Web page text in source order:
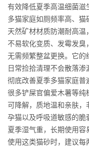
有效降低夏季高温细菌滋
多猫家庭如厕频率高、猫
天然矿材材质防潮耐高温
不易软化变质、发霉发臭
无需频繁整盆更换。它的
日常捡拾清理不会散落渗
彻底改善夏季多猫家庭普
很多铲屎官偏爱木薯等纯
可降解，质地温和亲肤，
孕猫以及呼吸道敏感的脆
夏季湿气重，长期使用容
使用这类猫砂时，建议每